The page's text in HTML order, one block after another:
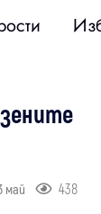
май 438